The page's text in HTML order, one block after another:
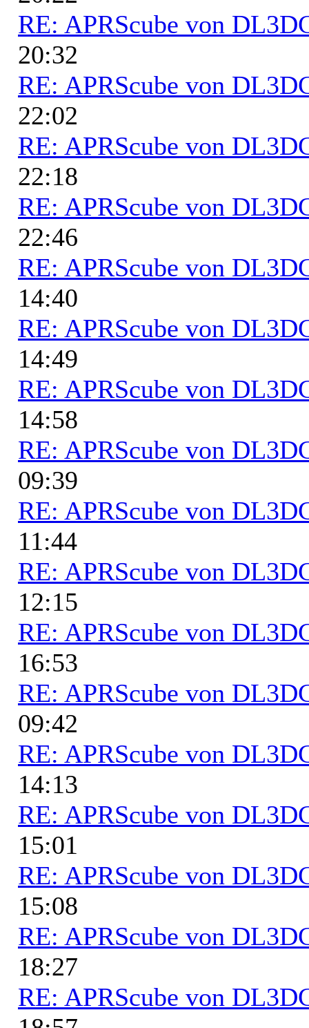
RE: APRScube von
20:32
RE: APRScube von
22:02
RE: APRScube von
22:18
RE: APRScube von
22:46
RE: APRScube von
14:40
RE: APRScube von
14:49
RE: APRScube von
14:58
RE: APRScube von
09:39
RE: APRScube von
11:44
RE: APRScube von
12:15
RE: APRScube von
16:53
RE: APRScube von
09:42
RE: APRScube von
14:13
RE: APRScube von
15:01
RE: APRScube von
15:08
RE: APRScube von
18:27
RE: APRScube von